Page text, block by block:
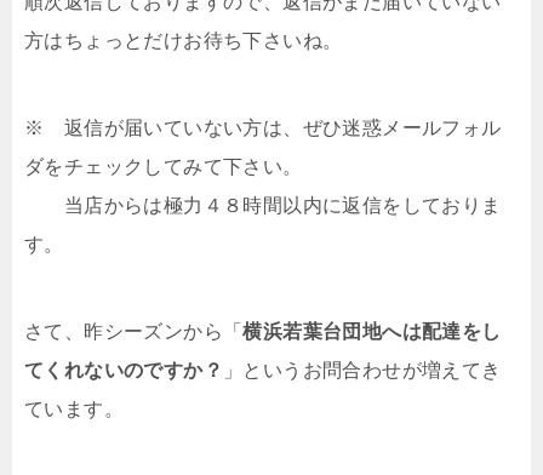
方はちょっとだけお待ち下さいね。
※ 返信が届いていない方は、ぜひ迷惑メールフォル
ダをチェックしてみて下さい。
当店からは極力４８時間以内に返信をしておりま
す。
さて、昨シーズンから「横浜若葉台団地へは配達をし
てくれないのですか？ 」というお問合わせが増えてき
ています。